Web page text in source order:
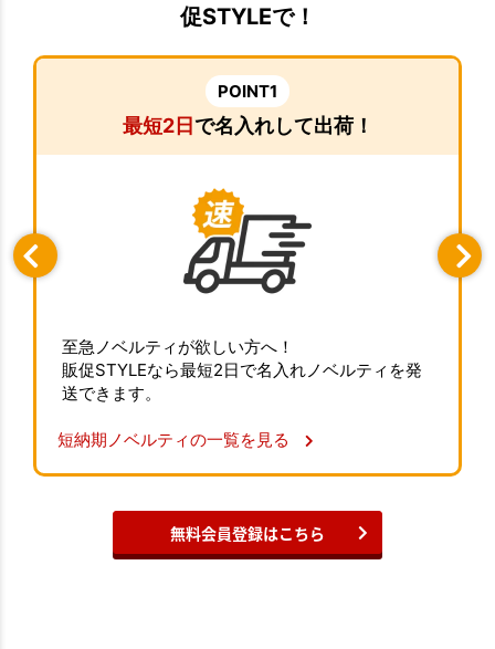
促STYLEで！
POINT1
最短2日で名入れして出荷！
至急ノベルティが欲しい方へ！
販促STYLEなら最短2日で名入れノベルティを発
送できます。
短納期ノベルティの一覧を見る
無料会員登録はこちら